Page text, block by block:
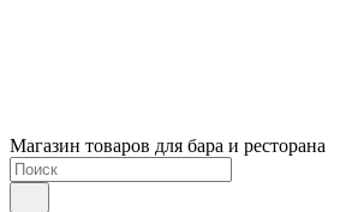
Магазин товаров для бара и ресторана